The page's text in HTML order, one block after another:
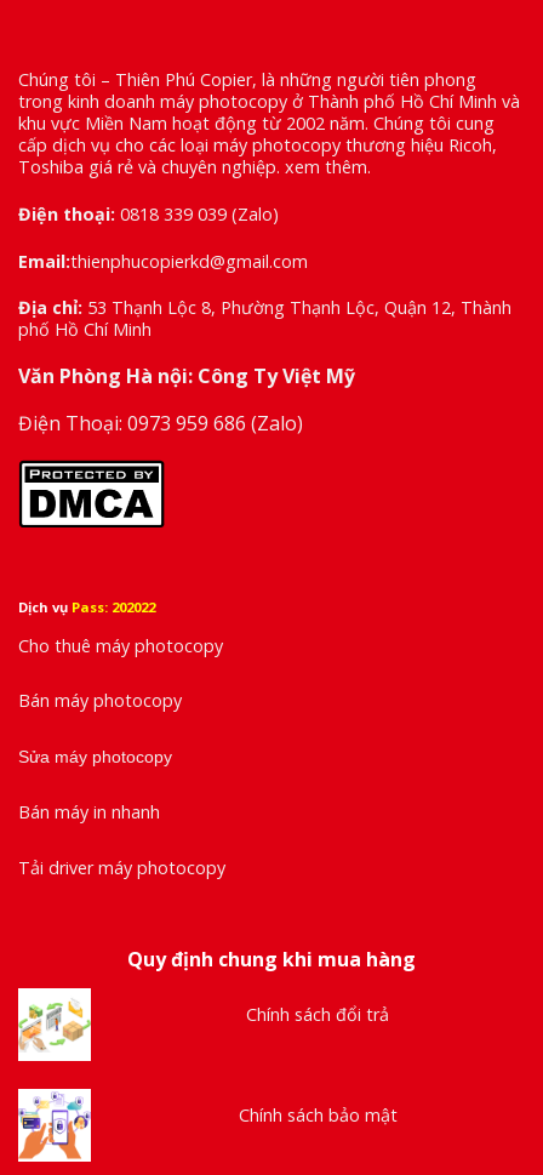
Chúng tôi – Thiên Phú Copier, là những người tiên phong
trong kinh doanh máy photocopy ở Thành phố Hồ Chí Minh và
khu vực Miền Nam hoạt động từ 2002 năm. Chúng tôi cung
cấp dịch vụ cho các loại máy photocopy thương hiệu Ricoh,
Toshiba giá rẻ và chuyên nghiệp. xem thêm.
Điện thoại: 0818 339 039 (Zalo)
Email:thienphucopierkd@gmail.com
Địa chỉ: 53 Thạnh Lộc 8, Phường Thạnh Lộc, Quận 12, Thành
phố Hồ Chí Minh
Văn Phòng Hà nội: Công Ty Việt Mỹ
Điện Thoại: 0973 959 686 (Zalo)
Dịch vụ Pass: 202022
Cho thuê máy photocopy
Bán máy photocopy
Sửa máy photocopy
Bán máy in nhanh
Tải driver máy photocopy
Quy định chung khi mua hàng
Chính sách đổi trả
Chính sách bảo mật